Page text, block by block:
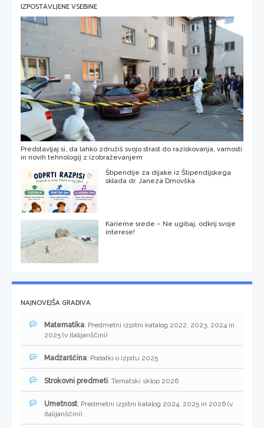
IZPOSTAVLJENE VSEBINE
Predstavljaj si, da lahko združiš svojo strast do raziskovanja, varnosti
in novih tehnologij z izobraževanjem
Štipendije za dijake iz Štipendijskega
sklada dr. Janeza Drnovška
Karierne srede – Ne ugibaj, odkrij svoje
interese!
NAJNOVEJŠA GRADIVA
Matematika: Predmetni izpitni katalog 2022, 2023, 2024 in
2025 (v italijanščini)
Madžarščina: Podatki o izpitu 2025
Strokovni predmeti: Tematski sklop 2026
Umetnost: Predmetni izpitni katalog 2024, 2025 in 2026 (v
italijanščini)